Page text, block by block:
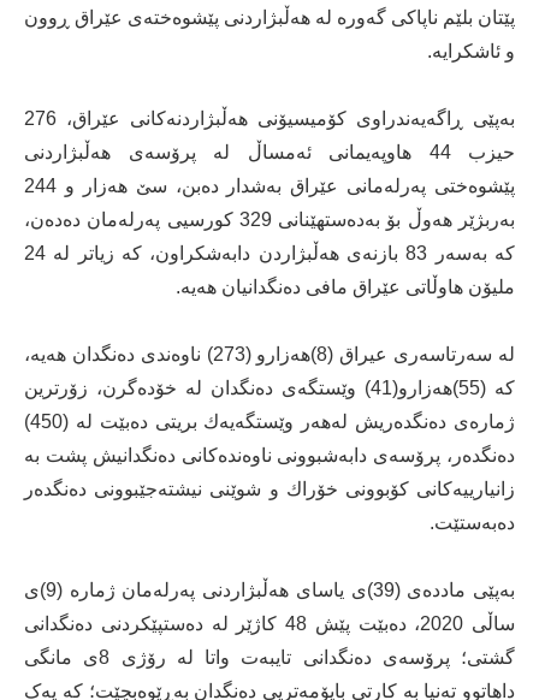
پێتان بلێم ناپاكى گه‌وره‌ له‌ هەڵبژاردنی پێشوه‌خته‌ى عێراق ڕوون
و ئاشكرایه‌.
به‌پێى ڕاگه‌یه‌ندراوى کۆمیسیۆنی هەڵبژاردنەکانی عێراق، 276
حیزب 44 هاوپەیمانی ئەمساڵ لە پرۆسەی هەڵبژاردنی
پێشوەختی پەرلەمانی عێراق بەشدار دەبن، سێ هەزار و 244
بەربژێر هه‌وڵ بۆ بەدەستهێنانی 329 کورسیی پەرلەمان ده‌ده‌ن،
کە بەسەر 83 بازنەی هەڵبژاردن دابەشکراون، كه‌ زیاتر لە 24
ملیۆن هاوڵاتی عێراق مافی دەنگدانیان هه‌یه‌.
له‌ سه‌رتاسه‌رى عیراق (8)هه‌زارو (273) ناوه‌ندى ده‌نگدان هه‌یه‌،
كه‌ (55)هه‌زارو(41) وێستگه‌ى ده‌نگدان له‌ خۆده‌گرن، زۆرترین
ژماره‌ى ده‌نگده‌ریش له‌هه‌ر وێستگه‌یه‌ك بریتى ده‌بێت له‌ (450)
ده‌نگده‌ر، پرۆسه‌ى دابه‌شبوونى ناوه‌نده‌كانى ده‌نگدانیش پشت به‌
زانیارییه‌كانى كۆبوونى خۆراك ‌و شوێنى نیشته‌جێبوونى ده‌نگده‌ر
ده‌به‌ستێت.
بەپێی ماددەی (39)ی یاسای هەڵبژاردنی پەرلەمان ژمارە (9)ی
ساڵی 2020، دەبێت پێش 48 کاژێر لە دەستپێکردنی دەنگدانی
گشتی؛ پرۆسەی دەنگدانی تایبەت واتا له‌ رۆژى 8ی مانگی
داهاتوو تەنیا بە کارتی بایۆمەتریی دەنگدان بەڕێوەبچێت؛ كه‌ یەک